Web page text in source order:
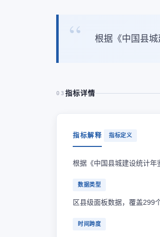
根据《中国县
03 指标详情
指标解释 指标定义
根据《中国县城建设统计年
数据类型
区县级面板数据，覆盖299
时间跨度